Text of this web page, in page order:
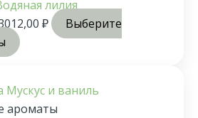
лилия
₽
Выберите
ароматы